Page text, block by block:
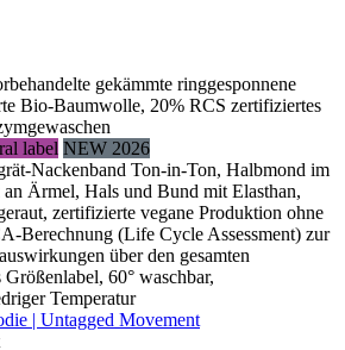
gekämmte ringgesponnene
Bio-Baumwolle, 20% RCS zertifiziertes
label NEW 2026
Nackenband Ton-in-Ton, Halbmond im
Ärmel, Hals und Bund mit Elasthan,
zertifizierte vegane Produktion ohne
Berechnung (Life Cycle Assessment) zur
über den gesamten
60° waschbar,
Temperatur
| Untagged Movement